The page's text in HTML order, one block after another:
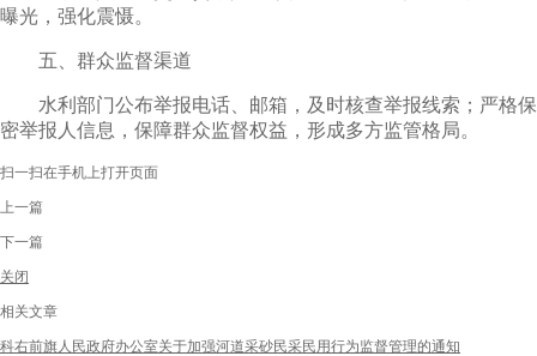
曝光，强化震慑。
五、群众监督渠道
水利部门公布举报电话、邮箱，及时核查举报线索；严格保
密举报人信息，保障群众监督权益，形成多方监管格局。
扫一扫在手机上打开页面
上一篇
下一篇
关闭
相关文章
科右前旗人民政府办公室关于加强河道采砂民采民用行为监督管理的通知